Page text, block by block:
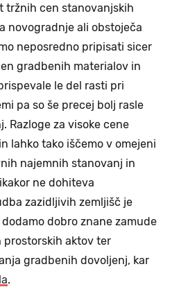
tržnih cen stanovanjskih
novogradnje ali obstoječa
neposredno pripisati sicer
gradbenih materialov in
le del rasti pri
pa so še precej bolj rasle
Razloge za visoke cene
lahko tako iščemo v omejeni
najemnih stanovanj in
ne dohiteva
zazidljivih zemljišč je
dobro znane zamude
prostorskih aktov ter
gradbenih dovoljenj, kar
.